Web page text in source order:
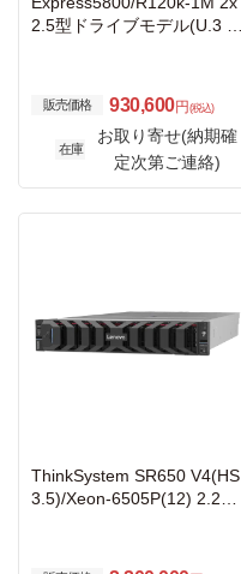
2.5型ドライブモデル(U.3 N
販売価格 930,600円 (税込)
在庫
お取り寄せ(納期確
定次第ご連絡)
ThinkSystem SR650 V4(HS
3.5)/Xeon-6505P(12) 2.20G
i-4GB/Quad-1GbE-OCP/PO